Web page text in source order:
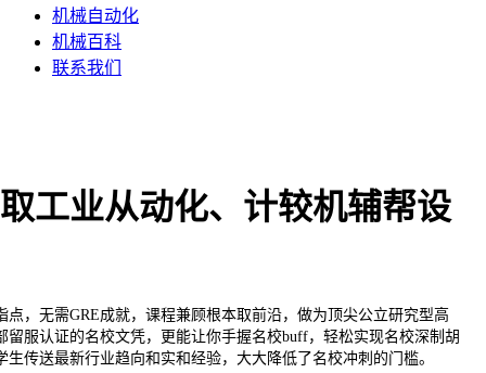
机械自动化
机械百科
联系我们
工业从动化、计较机辅帮设
无需GRE成就，课程兼顾根本取前沿，做为顶尖公立研究型高
留服认证的名校文凭，更能让你手握名校buff，轻松实现名校深制胡
传送最新行业趋向和实和经验，大大降低了名校冲刺的门槛。